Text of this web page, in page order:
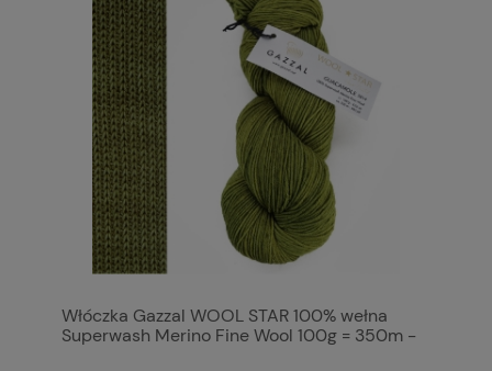
Włóczka Gazzal WOOL STAR 100% wełna
Superwash Merino Fine Wool 100g = 350m -